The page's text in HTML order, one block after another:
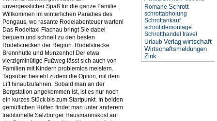
unvergesslicher Spaß für die ganze Familie.
Willkommen im winterlichen Paradies des
Pongaus, wo rasante Rodelabenteuer warten!
Das Rodeltaxi Flachau bringt Sie dabei
bequem und schnell zu den besten
Rodelstrecken der Region. Rodelstrecke
Brennhütte und Munzenhof Der etwa
vierzigminütige Fußweg lässt sich auch von
Familien mit Kindern problemlos meistern.
Tagsüber besteht zudem die Option, mit dem
Lift hinaufzufahren. Sobald man an der
Bergstation angekommen ist, ist es nur noch
ein kurzes Stück bis zum Startpunkt. In beiden
gemütlichen Hütten findet man unter anderem
traditionelle Salzburger Hausmannskost auf
Romane Schrott
schrottabholung
Schrottankauf
schrottdemontage
Schrotthandel travel
Urlaub Verlag wirtschaft
Wirtschaftsmeldungen
Zink